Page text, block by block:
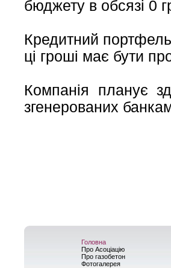
бюджету в обсязі 0
Кредитний
ці гроші має бути
Компанія планує
згенерованих
Головна
Про Асоціацію
Про газобетон
Фотогалерея